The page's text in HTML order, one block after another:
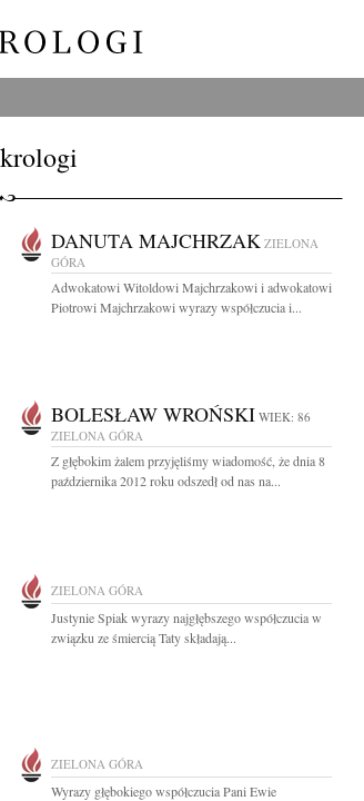
DANUTA MAJCHRZAK ZIELONA
GÓRA
Adwokatowi Witoldowi Majchrzakowi i adwokatowi
Piotrowi Majchrzakowi wyrazy współczucia i...
BOLESŁAW WROŃSKI WIEK: 86
ZIELONA GÓRA
Z głębokim żalem przyjęliśmy wiadomość, że dnia 8
października 2012 roku odszedł od nas na...
ZIELONA GÓRA
Justynie Spiak wyrazy najgłębszego współczucia w
związku ze śmiercią Taty składają...
ZIELONA GÓRA
Wyrazy głębokiego współczucia Pani Ewie